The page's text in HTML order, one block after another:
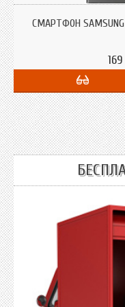
СМАРТФОН SAMSUNG